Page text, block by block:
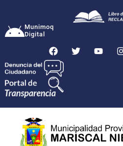
Munimoq
Digital